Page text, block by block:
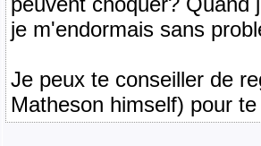
je m'endormais sans
Je peux te conseiller de
Matheson himself) pour